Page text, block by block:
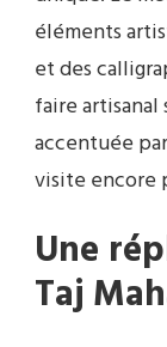
éléments
et des
faire artisanal
accentuée
visite encore
Une
Taj